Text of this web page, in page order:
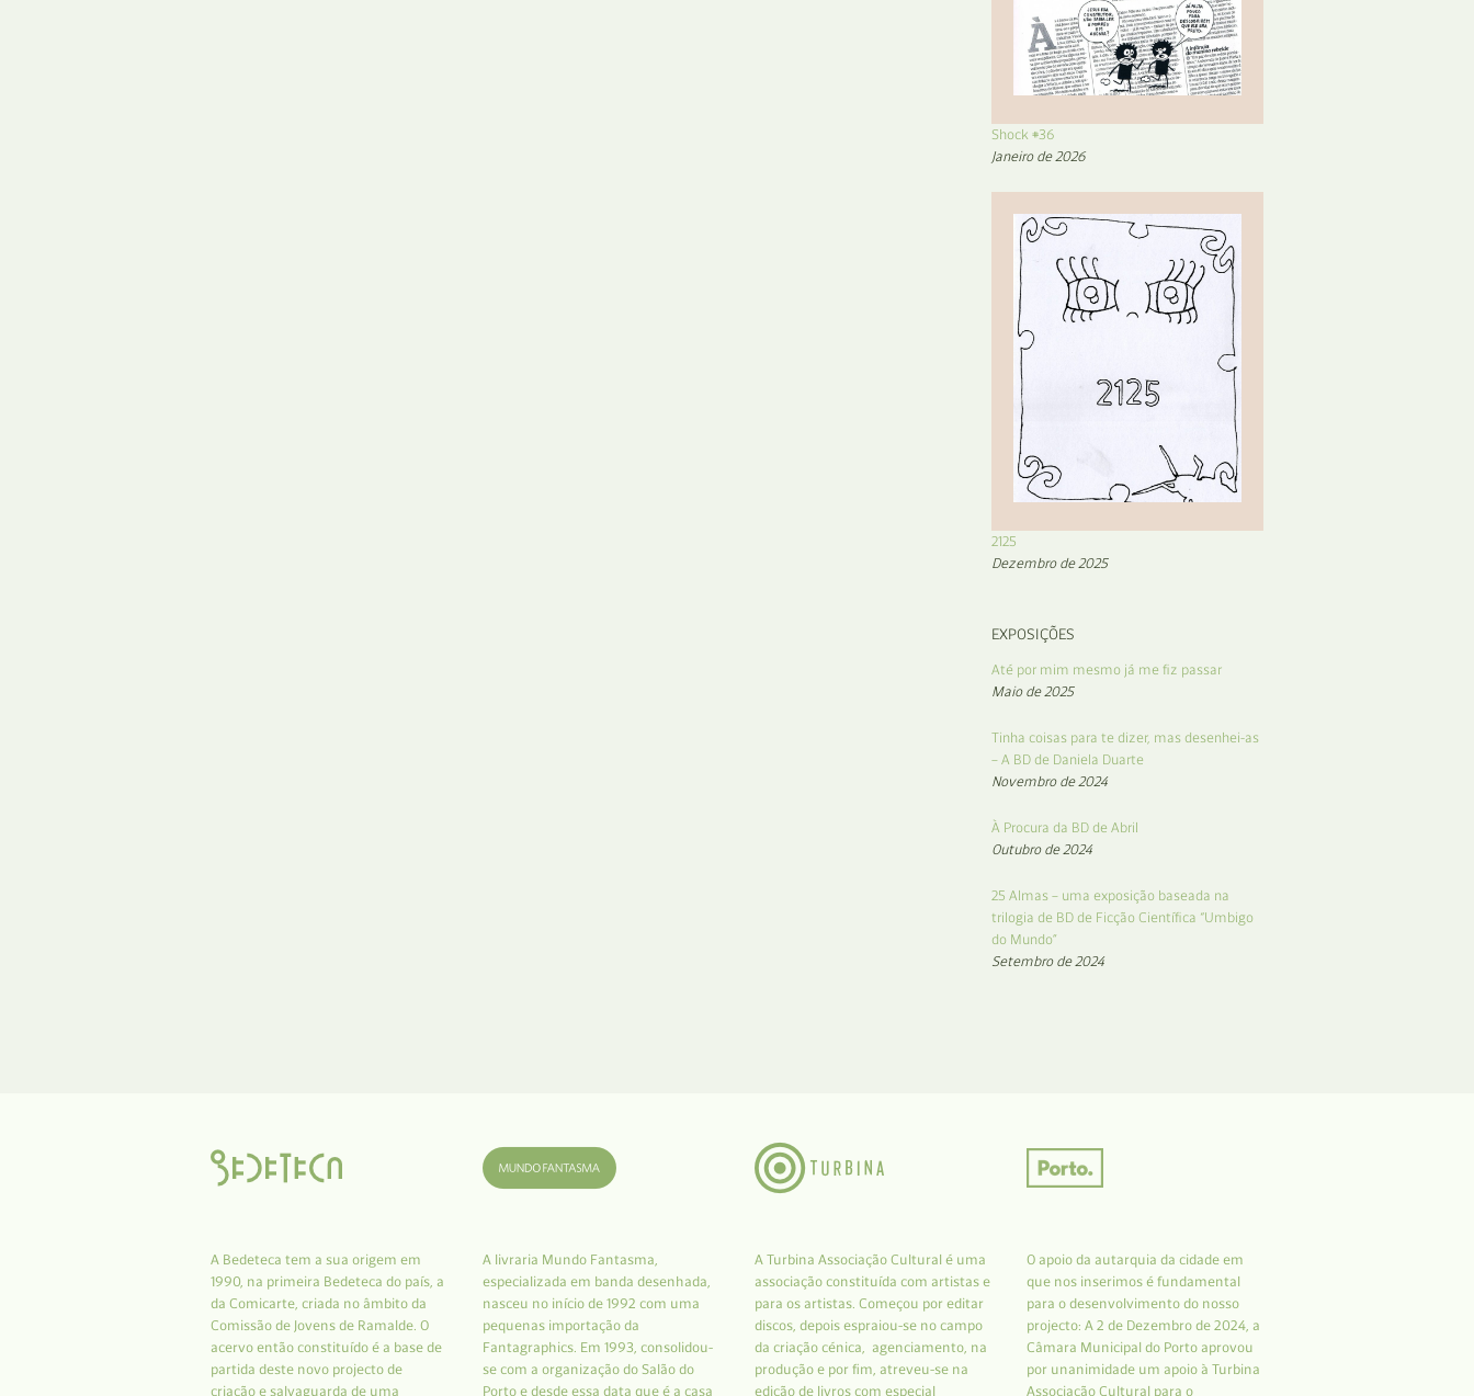
Shock #36
Janeiro de 2026
2125
Dezembro de 2025
EXPOSIÇÕES
Até por mim mesmo já me fiz passar
Maio de 2025
Tinha coisas para te dizer, mas desenhei-as
– A BD de Daniela Duarte
Novembro de 2024
À Procura da BD de Abril
Outubro de 2024
25 Almas – uma exposição baseada na
trilogia de BD de Ficção Científica “Umbigo
do Mundo”
Setembro de 2024
A Bedeteca tem a sua origem em
1990, na primeira Bedeteca do país, a
da Comicarte, criada no âmbito da
Comissão de Jovens de Ramalde. O
acervo então constituído é a base de
partida deste novo projecto de
criação e salvaguarda de uma
A livraria Mundo Fantasma,
especializada em banda desenhada,
nasceu no início de 1992 com uma
pequenas importação da
Fantagraphics. Em 1993, consolidou-
se com a organização do Salão do
Porto e desde essa data que é a casa
A Turbina Associação Cultural é uma
associação constituída com artistas e
para os artistas. Começou por editar
discos, depois espraiou-se no campo
da criação cénica, agenciamento, na
produção e por fim, atreveu-se na
edição de livros com especial
O apoio da autarquia da cidade em
que nos inserimos é fundamental
para o desenvolvimento do nosso
projecto: A 2 de Dezembro de 2024, a
Câmara Municipal do Porto aprovou
por unanimidade um apoio à Turbina
Associação Cultural para o